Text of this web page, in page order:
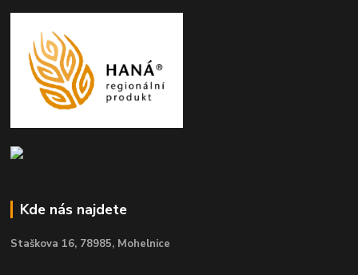
Kde nás najdete
Staškova 16, 78985, Mohelnice